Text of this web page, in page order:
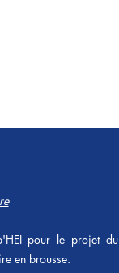
pour le projet du
en brousse.